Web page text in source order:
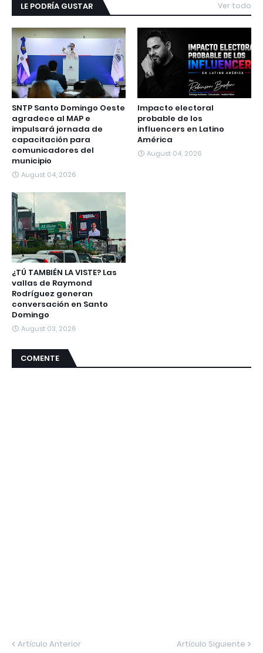
LE PODRÍA GUSTAR Ver todo
SNTP Santo Domingo Oeste
agradece al MAP e
impulsará jornada de
capacitación para
comunicadores del
municipio
August 04, 2026
Impacto electoral
probable de los
influencers en Latino
América
August 04, 2026
¿TÚ TAMBIÉN LA VISTE? Las
vallas de Raymond
Rodríguez generan
conversación en Santo
Domingo
August 03, 2026
COMENTE
Artículo Anterior Artículo Siguiente